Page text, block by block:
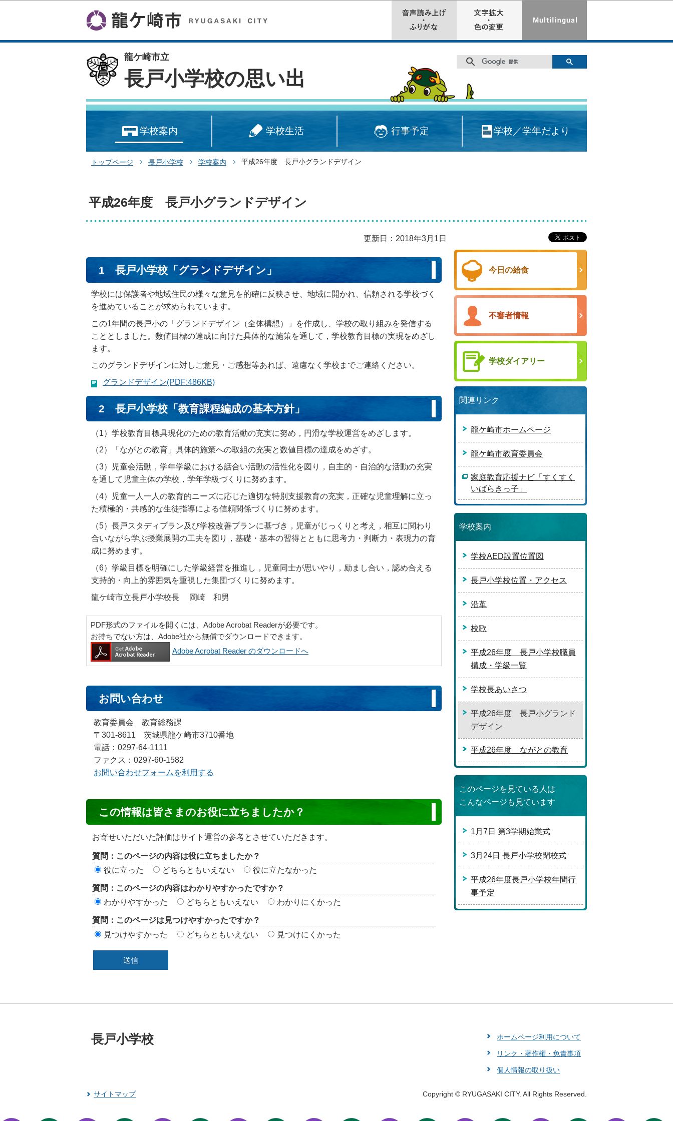
龍ケ崎市立
長戸小学校の思い出
学校案内 学校生活 行事予定 学校／学年だより
トップページ 長戸小学校 学校案内 平成26年度 長戸小グランドデザイン
平成26年度 長戸小グランドデザイン
更新日：2018年3月1日
1 長戸小学校「グランドデザイン」
学校には保護者や地域住民の様々な意見を的確に反映させ、地域に開かれ、信頼される学校づく
を進めていることが求められています。
この1年間の長戸小の「グランドデザイン（全体構想）」を作成し、学校の取り組みを発信する
こととしました。数値目標の達成に向けた具体的な施策を通して，学校教育目標の実現をめざし
ます。
このグランドデザインに対しご意見・ご感想等あれば、遠慮なく学校までご連絡ください。
グランドデザイン(PDF:486KB)
2 長戸小学校「教育課程編成の基本方針」
（1）学校教育目標具現化のための教育活動の充実に努め，円滑な学校運営をめざします。
（2）「ながとの教育」具体的施策への取組の充実と数値目標の達成をめざす。
（3）児童会活動，学年学級における話合い活動の活性化を図り，自主的・自治的な活動の充実
を通して児童主体の学校，学年学級づくりに努めます。
（4）児童一人一人の教育的ニーズに応じた適切な特別支援教育の充実，正確な児童理解に立っ
た積極的・共感的な生徒指導による信頼関係づくりに努めます。
（5）長戸スタディプラン及び学校改善プランに基づき，児童がじっくりと考え，相互に関わり
合いながら学ぶ授業展開の工夫を図り，基礎・基本の習得とともに思考力・判断力・表現力の育
成に努めます。
（6）学級目標を明確にした学級経営を推進し，児童同士が思いやり，励まし合い，認め合える
支持的・向上的雰囲気を重視した集団づくりに努めます。
龍ケ崎市立長戸小学校長 岡崎 和男
PDF形式のファイルを開くには、Adobe Acrobat Readerが必要です。
お持ちでない方は、Adobe社から無償でダウンロードできます。
Adobe Acrobat Reader のダウンロードへ
お問い合わせ
教育委員会 教育総務課
〒301-8611 茨城県龍ケ崎市3710番地
電話：0297-64-1111
ファクス：0297-60-1582
お問い合わせフォームを利用する
ン
テ
ン
ツ
価
リ
ア
この情報は皆さまのお役に立ちましたか？
お寄せいただいた評価はサイト運営の参考とさせていただきます。
質問：このページの内容は役に立ちましたか？
役に立った
どちらともいえない 役に立たなかった
質問：このページの内容はわかりやすかったですか？
わかりやすかった
どちらともいえない わかりにくかった
質問：このページは見つけやすかったですか？
見つけやすかった
どちらともいえない 見つけにくかった
今日の給食
不審者情報
学校ダイアリー
関連リンク
龍ケ崎市ホームページ
龍ケ崎市教育委員会
家庭教育応援ナビ「すくすく
いばらきっ子」
学校案内
学校AED設置位置図
長戸小学校位置・アクセス
沿革
校歌
平成26年度 長戸小学校職員
構成・学級一覧
学校長あいさつ
平成26年度 長戸小グランド
デザイン
平成26年度 ながとの教育
このページを見ている人は
こんなページも見ています
1月7日 第3学期始業式
3月24日 長戸小学校閉校式
平成26年度長戸小学校年間行
事予定
ホームページ利用について
リンク・著作権・免責事項
個人情報の取り扱い
長戸小学校
サイトマップ Copyright © RYUGASAKI CITY. All Rights Reserved.